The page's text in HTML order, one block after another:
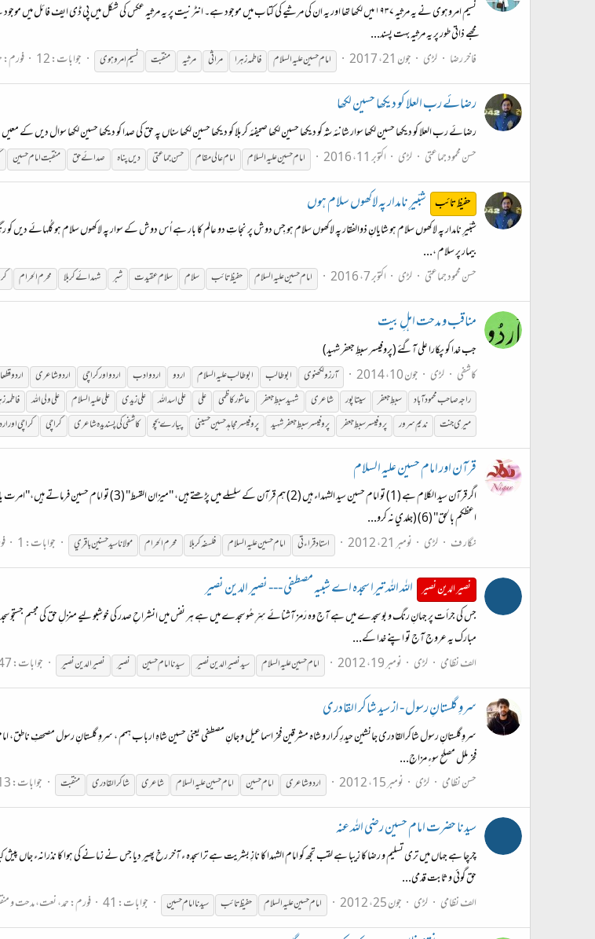
نسیم امروہوی نے یہ مرثیہ ۱۹۳۷ میں لکھا تھا اور یہ ان کی مرثیے کی کتاب میں موجود ہے۔ انٹرنیت پر یہ مرثیہ عکس کی شکل میں پی
مجھے ذاتی طور پر یہ مرثیہ بہت پسند...
فاخر رضا
لڑی جون 21، 2017 امامحسینعلیہالسلام فاطمہ زہرا مراثی مرثیہ منقبت نسیم امروہوی جوابات: 12 فورم:
رضائے رب العلا کو دیکھا حسین لکھا
رضائے رب العلا کو دیکھا حسین لکھا سوار شانئہ شہ کو دیکھا حسین لکھا صحیفئہ کربلا کو دیکھا حسین لکھا سناں پہ حق کی صدا کو دیکھا حسین لکھا سوال دیں کے
حسن محمود جماعتی
لڑی اکتوبر 11، 2016 امامحسینعلیہالسلام امامعالی مقام حسن جماعتی دیں پناہ صدائے حق منقبتامامحسین
حفیظ تائب شبّیرِ نامدار پہ لاکھوں سلام ہوں
شبّیرِ نامدار پہ لاکھوں سلام ہو شایانِ ذوالفقار پہ لاکھوں سلام ہو جِس دوش پر نجاتِ دو عالم کا بار ہے اُس دوش کے سوار پہ لاکھوں سلام ہو گُلہائے دیں
بیمار پر سلام ،...
حسن محمود جماعتی
لڑی اکتوبر 7، 2016 امامحسینعلیہالسلام حفیظ تائب سلام سلام عقیدت شبر شہدائے کربلا محرم الحرام
مناقب و مدحت اہلِ بیت
جب خدا کو پکارا علی آگئے (پروفیسر سبطِ جعفر شہید)
کاشفی
لڑی جون 10، 2014 آرزو لکھنوی ابو طالب ابو طالبعلیہالسلام اردو اردو ادب اردو اور کراچی اردو شاعری اردو
راجہ صاحب محمود آباد
سبطِ جعفر سیتاپور شاعری شہید سبطِ جعفر عاشور کاظمی علی علی اسد اللہ علی زیدی علیعلیہالسلام علی ولی اللہ فاطمہ
میری جنت
ندیم سرور پروفیسر سبطِ جعفر پروفیسر سبطِ جعفر شہید پروفیسر مجاہدحسینحسینی پیارے بچو کاشفی کی پسندیدہ شاعری کراچی کراچی اور
قرآن اور امام حسين علیہ السلام
اعظکم بالحق'' (6) (جلدي نہ کرو...
نگار ف
لڑی نومبر 21، 2012 استادقراءتي امامحسینعلیہالسلام فلسفہ کربلا محرم الحرام مولانا سيد حسنين باقري جوابات: 1
نصیر الدین نصیر اللہ اللہ تیرا سجدہ اے شبیہ مصطفی --- نصیر الدین نصیر
جس کی جرأت پر جہانِ رنگ و بو سجدے میں ہے آج وہ رَمز آشنائے سِرِّ ھُو سجدے میں ہے ہر نفس میں انشراحِ صدر کی خوشبو لیے منزلِ حق کی مجسم
مبارک یہ عروج آج تو اپنے خدا کے...
الف نظامی
لڑی نومبر 19، 2012 امامحسینعلیہالسلام سید نصیر الدین نصیر سیدناامامحسین نصیر نصیر الدین نصیر جوابات: 47
سروِ گلستانِ رسول - از سید شاکر القادری
سروِگلستانِ رسول شاکرالقادری جانشین حیدرِ کرار و شاہ مشرقین فخر اسماعیل و جانِ مصطفی یعنی حسین شاہِ ارباب ہمم ، سروِ گلستانِ رسول مصحفِ
فخر ملل مصلح سوءِ مزاجِ...
حسن نظامی
لڑی نومبر 15، 2012 اردوشاعری امامحسین امامحسینعلیہالسلام شاعری شاکرالقادری منقبت جوابات: 13
سیدنا حضرت امام حسین رضی اللہ عنہ
چرچا ہے جہاں میں تری تسلیم و رضا کا زیبا ہے لقب تجھ کو امام الشہدا کا نازِ بشریت ہے ترا سجدہ ء آخر رخ پھیر دیا جس نے زمانے کی ہوا کا نذرانہء
حق گوئی و ثابت قدمی...
الف نظامی
لڑی جون 25، 2012 امامحسینعلیہالسلام حفیظ تائب سیدناامامحسین جوابات: 41 فورم:حمد، نعت، مدحت و